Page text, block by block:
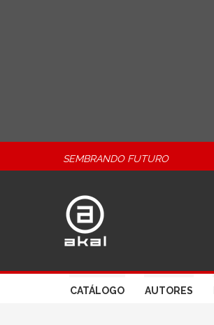
SEMBRANDO FUTURO
CATÁLOGO AUTORES